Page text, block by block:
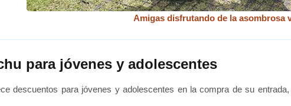
Amigas disfrutando de la asombrosa
para jóvenes y adolescentes
descuentos para jóvenes y adolescentes en la compra de su